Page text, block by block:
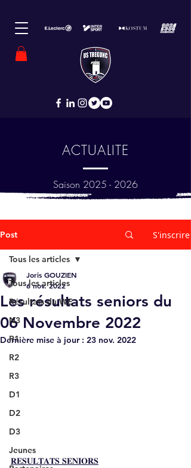
ACTUALITE
Saison 2025 - 2026
Post S'inscrire
Tous les articles
Résultats du WE
N3
R1
R2
R3
D1
D2
D3
Jeunes
Tous les articles
Les résultats seniors du
06 Novembre 2022
Joris GOUZIEN
6 nov. 2022
Dernière mise à jour : 23 nov. 2022
𝐑𝐄𝐒𝐔𝐋𝐓𝐀𝐓𝐒 𝐒𝐄𝐍𝐈𝐎𝐑𝐒